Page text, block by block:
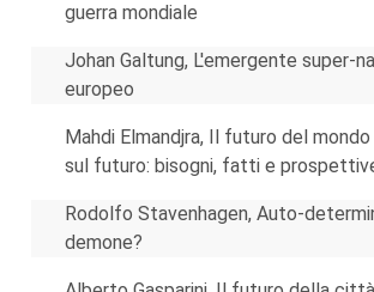
guerra mondiale
Johan Galtung, L'emergente super-
europeo
Mahdi Elmandjra, Il futuro del
sul futuro: bisogni, fatti e
Rodolfo Stavenhagen, Auto-
demone?